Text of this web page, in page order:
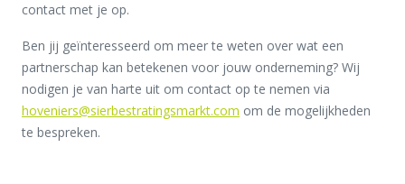
contact met je op.
Ben jij geïnteresseerd om meer te weten over wat een
partnerschap kan betekenen voor jouw onderneming? Wij
nodigen je van harte uit om contact op te nemen via
hoveniers@sierbestratingsmarkt.com om de mogelijkheden
te bespreken.